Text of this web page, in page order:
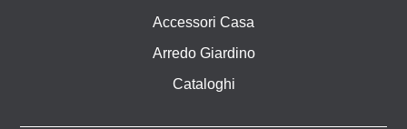
Accessori Casa
Arredo Giardino
Cataloghi